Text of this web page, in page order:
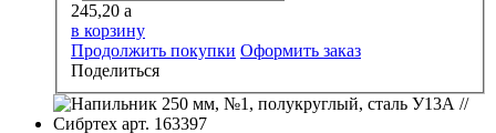
245,20 a
в корзину
Продолжить покупки Оформить заказ
Поделиться